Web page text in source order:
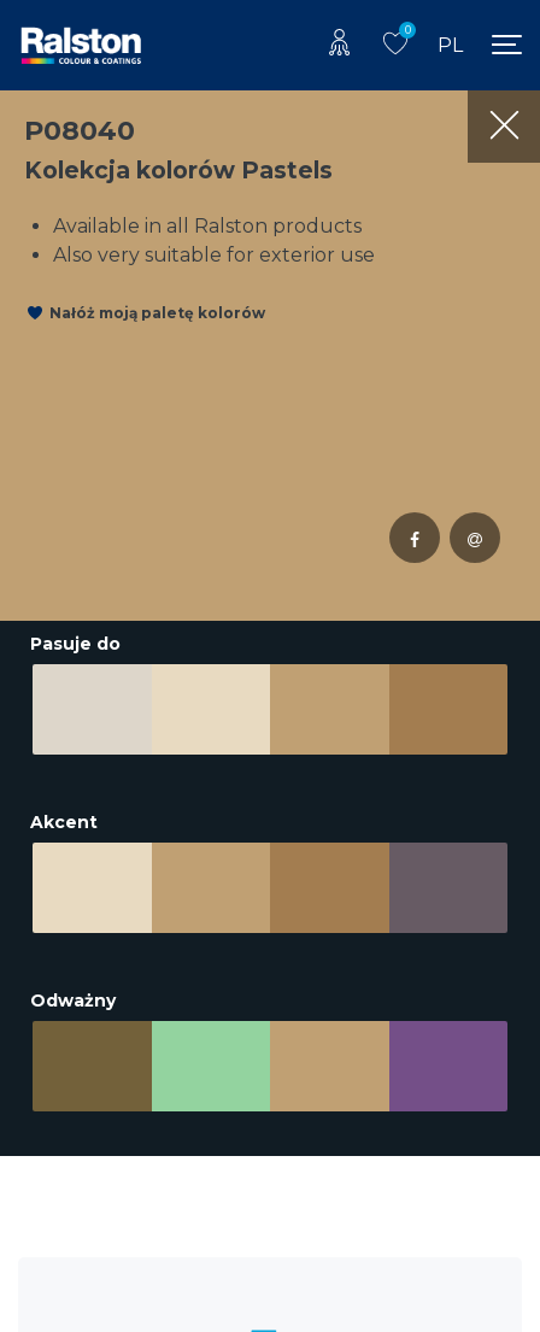
0
PL
P08040
Kolekcja kolorów Pastels
Available in all Ralston products
Also very suitable for exterior use
Nałóż moją paletę kolorów
Pasuje do
Akcent
Odważny